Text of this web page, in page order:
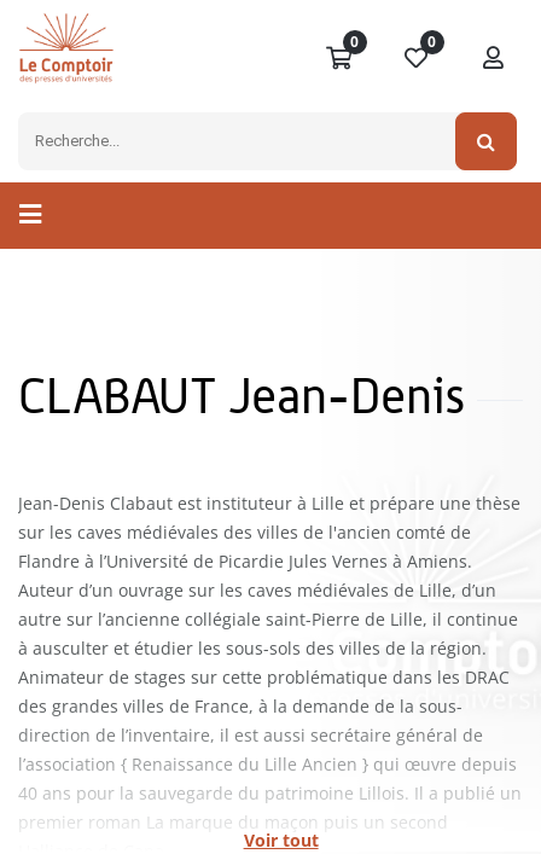
0 0
CLABAUT Jean-Denis
Voir tout
Jean-Denis Clabaut est instituteur à Lille et prépare une thèse
sur les caves médiévales des villes de l'ancien comté de
Flandre à l’Université de Picardie Jules Vernes à Amiens.
Auteur d’un ouvrage sur les caves médiévales de Lille, d’un
autre sur l’ancienne collégiale saint-Pierre de Lille, il continue
à ausculter et étudier les sous-sols des villes de la région.
Animateur de stages sur cette problématique dans les DRAC
des grandes villes de France, à la demande de la sous-
direction de l’inventaire, il est aussi secrétaire général de
l’association { Renaissance du Lille Ancien } qui œuvre depuis
40 ans pour la sauvegarde du patrimoine Lillois. Il a publié un
premier roman La marque du maçon puis un second